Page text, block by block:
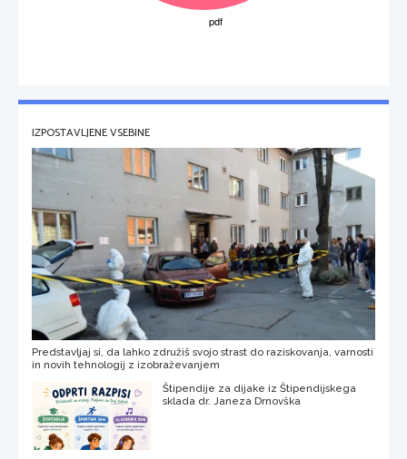
IZPOSTAVLJENE VSEBINE
Predstavljaj si, da lahko združiš svojo strast do raziskovanja, varnosti
in novih tehnologij z izobraževanjem
Štipendije za dijake iz Štipendijskega
sklada dr. Janeza Drnovška